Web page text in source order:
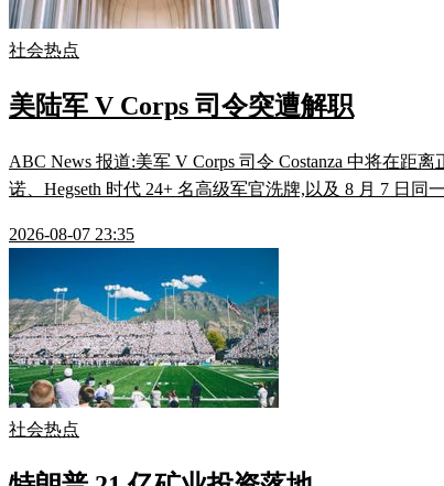
社会热点
美陆军 V Corps 司令突遭解职
ABC News 报道:美军 V Corps 司令 Costanza 中将在
诺、Hegseth 时代 24+ 名高级军官洗牌,以及 8 月 7 日同
2026-08-07 23:35
社会热点